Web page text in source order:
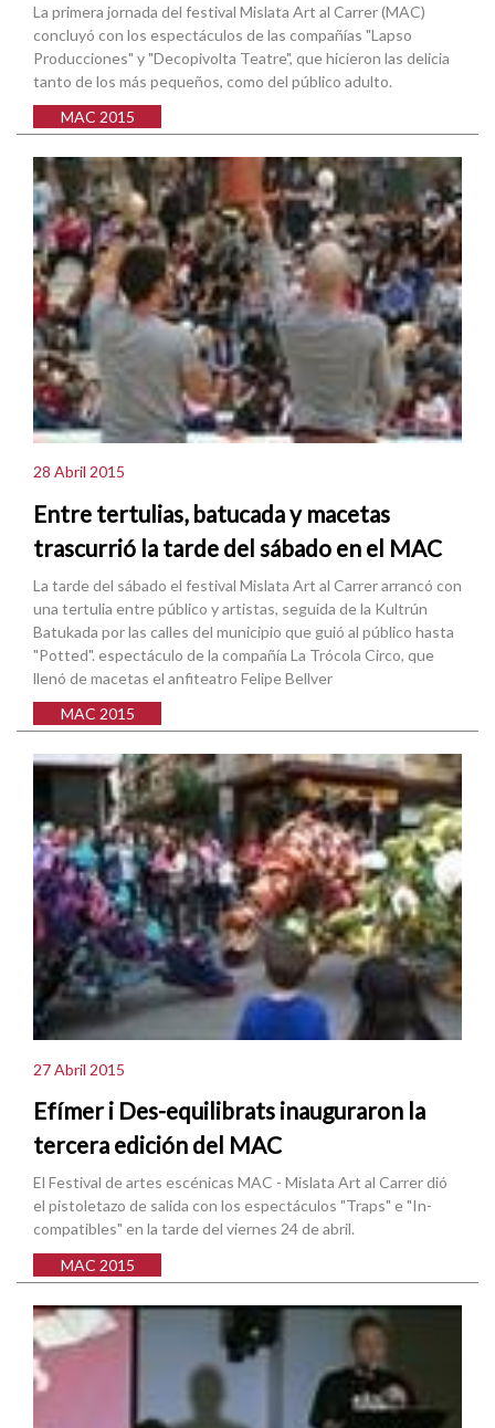
La primera jornada del festival Mislata Art al Carrer (MAC)
concluyó con los espectáculos de las compañías "Lapso
Producciones" y "Decopivolta Teatre", que hicieron las delicia
tanto de los más pequeños, como del público adulto.
MAC 2015
28 Abril 2015
Entre tertulias, batucada y macetas
trascurrió la tarde del sábado en el MAC
La tarde del sábado el festival Mislata Art al Carrer arrancó con
una tertulia entre público y artistas, seguida de la Kultrún
Batukada por las calles del municipio que guió al público hasta
"Potted". espectáculo de la compañía La Trócola Circo, que
llenó de macetas el anfiteatro Felipe Bellver
MAC 2015
27 Abril 2015
Efímer i Des-equilibrats inauguraron la
tercera edición del MAC
El Festival de artes escénicas MAC - Mislata Art al Carrer dió
el pistoletazo de salida con los espectáculos "Traps" e "In-
compatibles" en la tarde del viernes 24 de abril.
MAC 2015